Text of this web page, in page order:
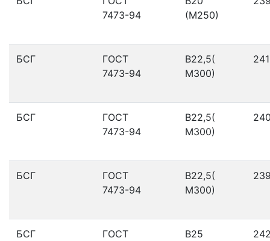
7473-94
(М250)
БСГ
ГОСТ
7473-94
В22,5(
М300)
БСГ
ГОСТ
7473-94
В22,5(
М300)
БСГ
ГОСТ
7473-94
В22,5(
М300)
БСГ
ГОСТ
В25